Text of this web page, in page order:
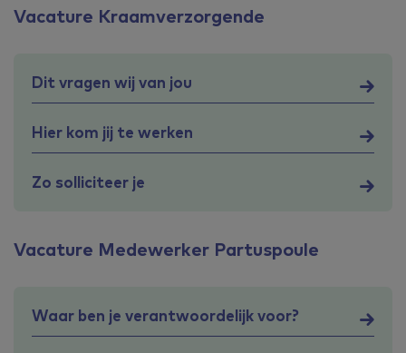
Vacature Kraamverzorgende
Dit vragen wij van jou
Hier kom jij te werken
Zo solliciteer je
Vacature Medewerker Partuspoule
Waar ben je verantwoordelijk voor?